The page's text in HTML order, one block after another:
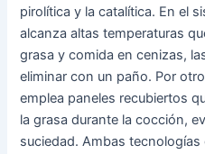
pirolítica y la catalítica. En el
alcanza altas temperaturas
grasa y comida en cenizas,
eliminar con un paño. Por
emplea paneles recubiertos
la grasa durante la cocción,
suciedad. Ambas